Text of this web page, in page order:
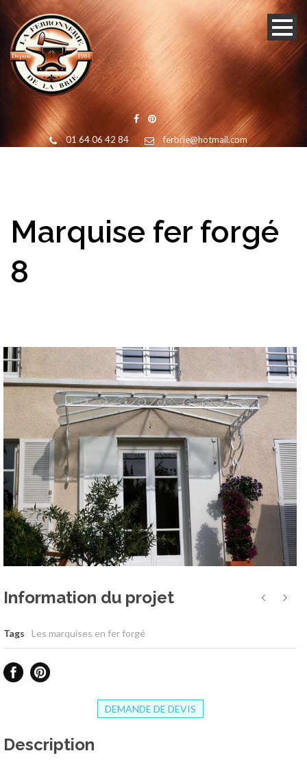
01 64 06 42 84 ferbrie@hotmail.com
Marquise fer forgé
8
Information du projet
Tags Les marquises en fer forgé
DEMANDE DE DEVIS
Description